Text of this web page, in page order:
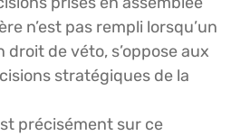
n’est pas rempli lorsqu’un
droit de véto, s’oppose aux
stratégiques de la
précisément sur ce